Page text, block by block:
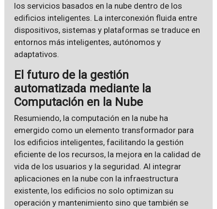
los servicios basados en la nube dentro de los
edificios inteligentes. La interconexión fluida entre
dispositivos, sistemas y plataformas se traduce en
entornos más inteligentes, autónomos y
adaptativos.
El futuro de la gestión
automatizada mediante la
Computación en la Nube
Resumiendo, la computación en la nube ha
emergido como un elemento transformador para
los edificios inteligentes, facilitando la gestión
eficiente de los recursos, la mejora en la calidad de
vida de los usuarios y la seguridad. Al integrar
aplicaciones en la nube con la infraestructura
existente, los edificios no solo optimizan su
operación y mantenimiento sino que también se